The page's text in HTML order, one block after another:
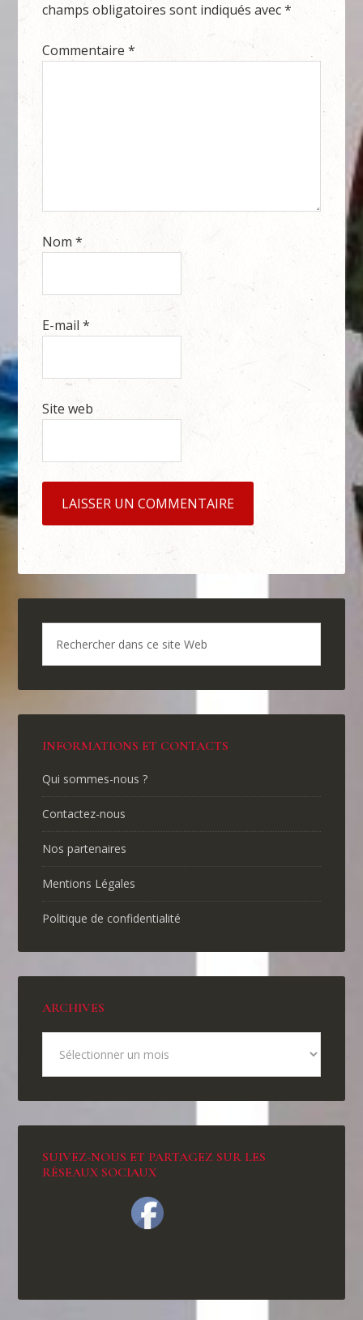
champs obligatoires sont indiqués avec*
Commentaire*
Nom*
E-mail*
Site web
INFORMATIONS ET CONTACTS
Qui sommes-nous ?
Contactez-nous
Nos partenaires
Mentions Légales
Politique de confidentialité
ARCHIVES
SUIVEZ-NOUS ET PARTAGEZ SUR LES
RÉSEAUX SOCIAUX